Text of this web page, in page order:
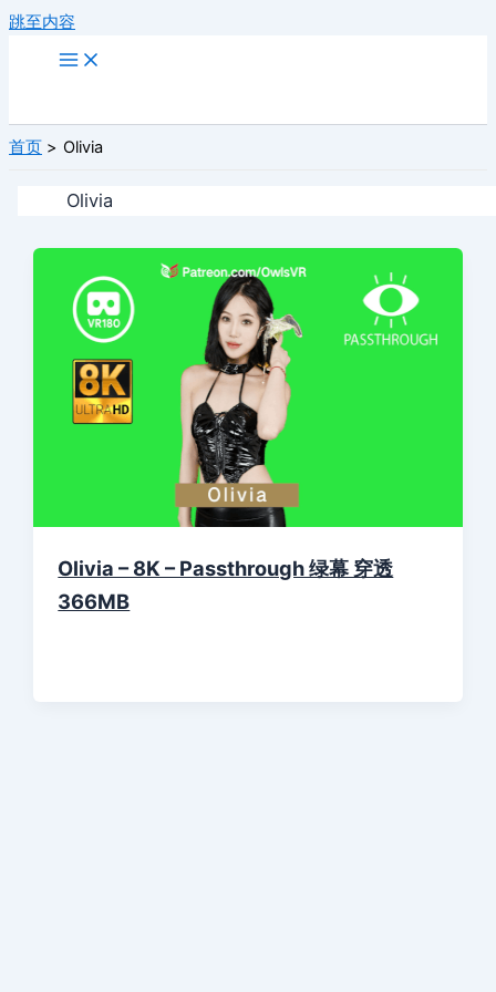
跳至内容
首页 Olivia
Olivia
Olivia – 8K – Passthrough 绿幕 穿透
366MB